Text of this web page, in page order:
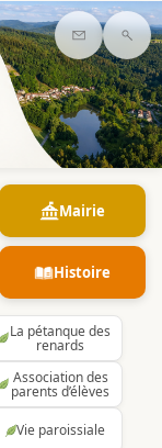
Contact
Mairie
Histoire
La pétanque des
renards
Association des
parents d’élèves
Vie paroissiale